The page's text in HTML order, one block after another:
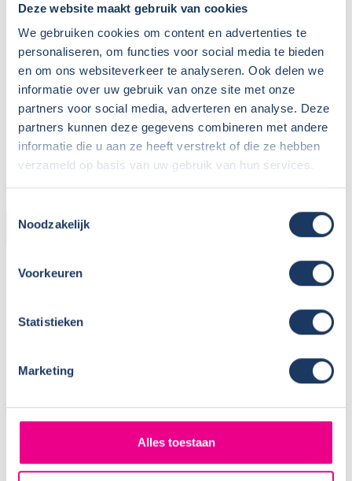
Deze website maakt gebruik van cookies
We gebruiken cookies om content en advertenties te
personaliseren, om functies voor social media te bieden
en om ons websiteverkeer te analyseren. Ook delen we
informatie over uw gebruik van onze site met onze
partners voor social media, adverteren en analyse. Deze
partners kunnen deze gegevens combineren met andere
informatie die u aan ze heeft verstrekt of die ze hebben
verzameld op basis van uw gebruik van hun services.
Noodzakelijk
Voorkeuren
Statistieken
Marketing
Alles toestaan
Huisdieren:
Nee
Voor meer informatie, zieCamper huren met hond
BTW aftrekbaar?:
Wisseldag:
Vrijdag
Standaard haaltijd:
16.00 uur
Standaard retourtijd:
09.00 uur
Plaatsnaam:
Ureterp
Parkeren eigen auto:
Op terrein verhuurder
CAMPER
Bouwjaar:
Versnellingen:
Max. gewicht:
Transmissie:
Handgeschakeld
Zitplaatsen met gordel:4
Isofix: